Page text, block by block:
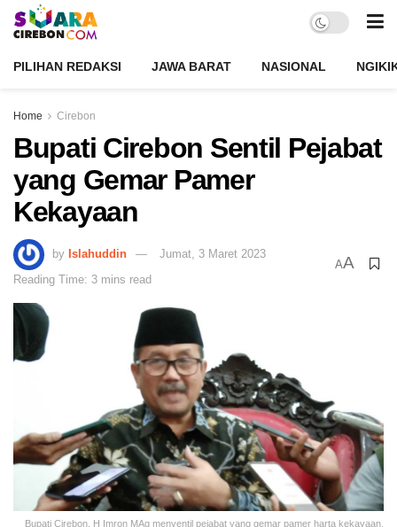
PILIHAN REDAKSI JAWA BARAT NASIONAL
Home Cirebon
Bupati Cirebon Sentil Pejabat
yang Gemar Pamer
Kekayaan
by Islahuddin
Jumat, 3 Maret 2023
Reading Time: 3 mins read
AA
Bupati Cirebon, H Imron MAg menyentil pejabat yang gemar pamer harta kekayaan,